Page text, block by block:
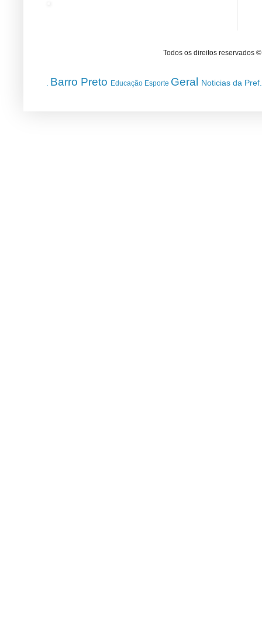
Todos os direitos reservados
Barro Preto Educação Esporte Geral Noticias da